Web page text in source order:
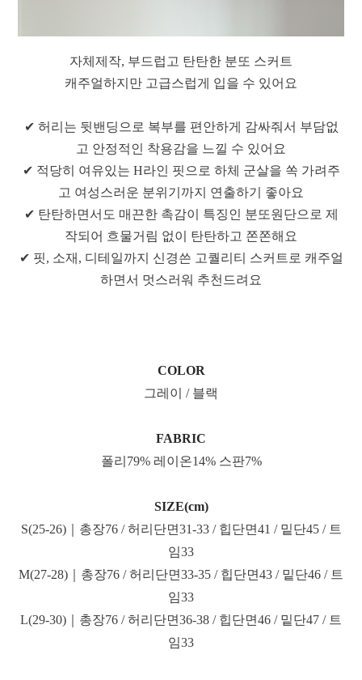
자체제작, 부드럽고 탄탄한 분또 스커트
캐주얼하지만 고급스럽게 입을 수 있어요
✔ 허리는 뒷밴딩으로 복부를 편안하게 감싸줘서 부담없
고 안정적인 착용감을 느낄 수 있어요
✔ 적당히 여유있는 H라인 핏으로 하체 군살을 쏙 가려주
고 여성스러운 분위기까지 연출하기 좋아요
✔ 탄탄하면서도 매끈한 촉감이 특징인 분또원단으로 제
작되어 흐물거림 없이 탄탄하고 쫀쫀해요
✔ 핏, 소재, 디테일까지 신경쓴 고퀄리티 스커트로 캐주얼
하면서 멋스러워 추천드려요
COLOR
그레이 / 블랙
FABRIC
폴리79% 레이온14% 스판7%
SIZE(cm)
S(25-26)｜총장76 / 허리단면31-33 / 힙단면41 / 밑단45 / 트
임33
M(27-28)｜총장76 / 허리단면33-35 / 힙단면43 / 밑단46 / 트
임33
L(29-30)｜총장76 / 허리단면36-38 / 힙단면46 / 밑단47 / 트
임33